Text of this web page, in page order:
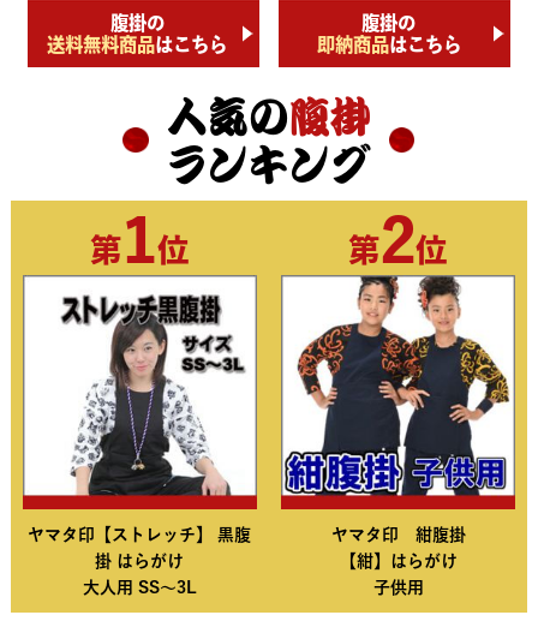
腹掛の
送料無料商品はこちら
腹掛の
即納商品はこちら
人気の腹掛
ランキング
第1 位
ヤマタ印【ストレッチ】 黒腹
掛 はらがけ
大人用 SS～3L
第2位
ヤマタ印 紺腹掛
【紺】はらがけ
子供用